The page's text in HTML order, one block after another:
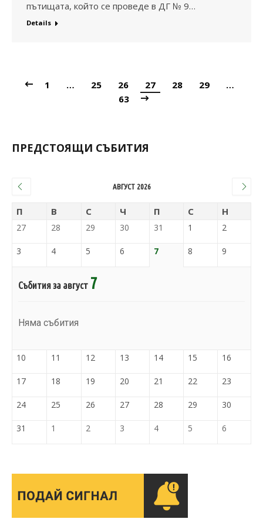
пътищата, който се проведе в ДГ № 9…
Details
1 … 25 26 27 28 29
…
63
ПРЕДСТОЯЩИ СЪБИТИЯ
АВГУСТ 2026
П В С Ч П С Н
27 28 29 30 31 1 2
3 4 5 6 7 8 9
Събития за август 7
Няма събития
10 11 12 13 14 15 16
17 18 19 20 21 22 23
24 25 26 27 28 29 30
31 1 2 3 4 5 6